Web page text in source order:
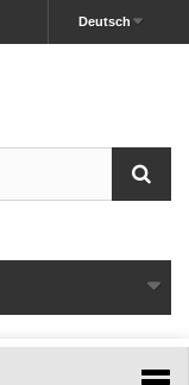
Deutsch